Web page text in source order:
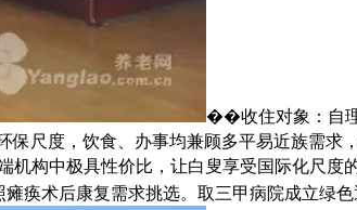
��收住对象：自
尺度，饮食、办事均兼顾多平易近族需求
构中极具性价比，让白叟享受国际化尺
痪术后康复需求挑选。取三甲病院成立绿